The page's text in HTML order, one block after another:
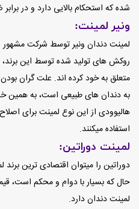
شده که استحکام بالایی دارد و در
ونیر لمینت:
لمینت دندان ونیر توسط شرکت
روکش های تولید شده توسط این
متعلق به خود کرده اند. علت گران
به دندان های طبیعی است، به همین
هالیوودی از این نوع لمینت برای
استفاده میکنند.
لمینت دوراتین:
دوراتین را میتوان اقتصادی ترین برند
حال که بسیار با دوام و محکم است،
لمینت دندان دارد.